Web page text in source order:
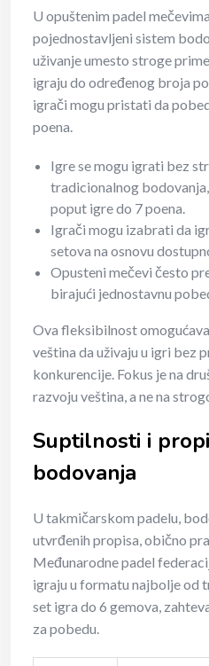
U opuštenim padel
pojednostavljeni sistem
uživanje umesto stroge
igraju do određenog broja
igrači mogu pristati da
poena.
Igre se mogu igrati bez
tradicionalnog
poput igre do 7 poena.
Igrači mogu izabrati da
setova na osnovu
Opusteni mečevi često
birajući jednostavnu
Ova fleksibilnost
veština da uživaju u igri bez
konkurencije. Fokus je na
razvoju veština, a ne na
Suptilnosti i
bodovanja
U takmičarskom padelu,
utvrđenih propisa, obično
Međunarodne padel
igraju u formatu najbolje od
set igra do 6 gemova,
za pobedu.